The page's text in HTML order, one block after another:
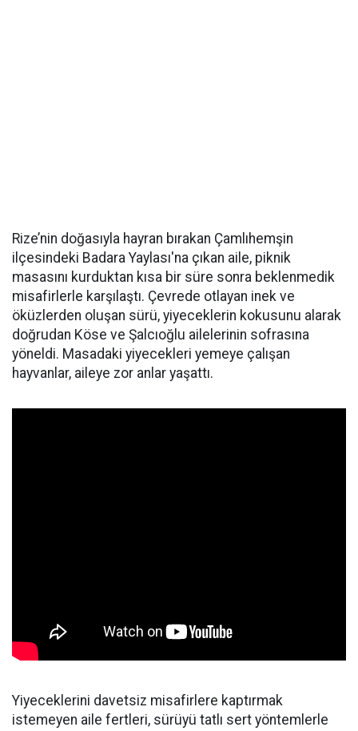
Rize’nin doğasıyla hayran bırakan Çamlıhemşin
ilçesindeki Badara Yaylası'na çıkan aile, piknik
masasını kurduktan kısa bir süre sonra beklenmedik
misafirlerle karşılaştı. Çevrede otlayan inek ve
öküzlerden oluşan sürü, yiyeceklerin kokusunu alarak
doğrudan Köse ve Şalcıoğlu ailelerinin sofrasına
yöneldi. Masadaki yiyecekleri yemeye çalışan
hayvanlar, aileye zor anlar yaşattı.
Yiyeceklerini davetsiz misafirlere kaptırmak
istemeyen aile fertleri, sürüyü tatlı sert yöntemlerle